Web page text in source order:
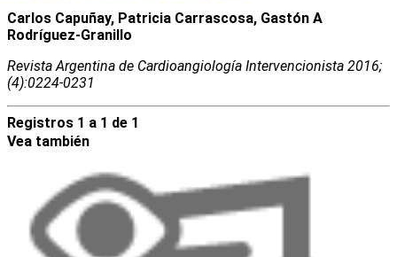
Carlos Capuñay, Patricia Carrascosa, Gastón A
Rodríguez-Granillo
Revista Argentina de Cardioangiologí­a Intervencionista 2016;
(4):0224-0231
Registros 1 a 1 de 1
Vea también